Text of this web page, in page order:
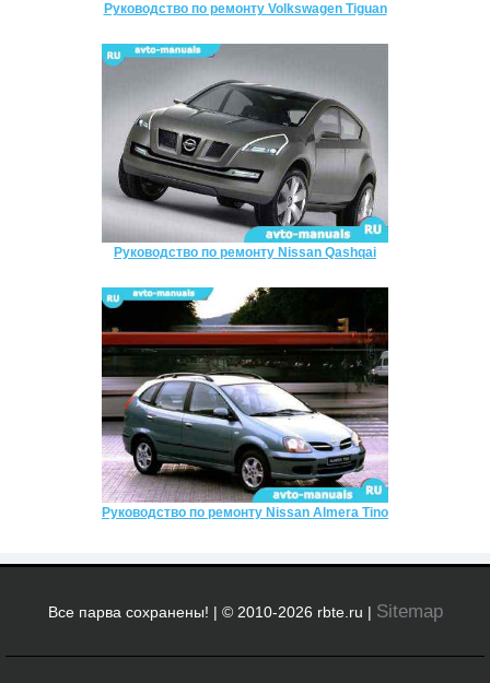
Руководство по ремонту Volkswagen Tiguan
Руководство по ремонту Nissan Qashqai
Руководство по ремонту Nissan Almera Tino
Все парва сохранены! | © 2010-2026 rbte.ru | Sitemap